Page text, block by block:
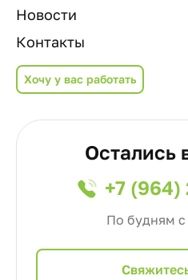
Новости
Контакты
Хочу у вас работать
Остались
+7
По будням